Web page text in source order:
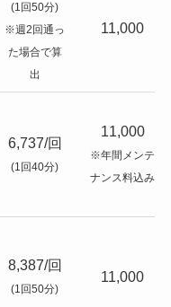
(1回50分)
※週2回通っ
た場合で算
出
11,000
6,737/回
(1回40分)
11,000
※年間メンテ
ナンス料込み
8,387/回
(1回50分)
11,000